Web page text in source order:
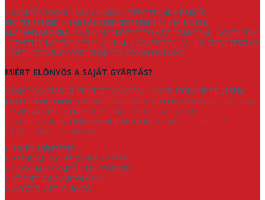
A GYÁRTÁS SORÁN NAGY HANGSÚLYT FEKTETÜNK A PRECÍZ
KIVITELEZÉSRE, A TARTÓS SZERKEZETEKRE ÉS A MINŐSÉGI
ALAPANYAGOKRA. MIVEL NINCS KÖZVETÍTŐ A FOLYAMATBAN, ÜGYFELEINK
KÖZVETLEN KAPCSOLATBAN ÁLLNAK A GYÁRTÓVAL, AMI LEHETŐVÉ TESZI AZ
EGYEDI IGÉNYEK GYORS ÉS PONTOS MEGVALÓSÍTÁSÁT.
MIÉRT ELŐNYÖS A SAJÁT GYÁRTÁS?
A SAJÁT GYÁRTÁS LEHETŐSÉGET AD ARRA, HOGY BÚTORAINK TELJESEN
EGYEDI MÉRETBEN, SZABADON VÁLASZTHATÓ KIALAKÍTÁSSAL, ANYAGGAL
ÉS SZÍNNEL KÉSZÜLJENEK. NEM SABLONMEGOLDÁSOKBAN
GONDOLKODUNK, HANEM MINDEN BÚTORT AZ ADOTT TÉRHEZ ÉS
ÉLETSTÍLUSHOZ IGAZÍTUNK.
✔ EGYEDI MÉRETEZÉS
✔ SZÉLES ANYAG- ÉS SZÍNVÁLASZTÉK
✔ RUGALMAS GYÁRTÁSI LEHETŐSÉGEK
✔ KÖZVETLEN GYÁRTÓI ÁRAK
✔ MEGBÍZHATÓ MINŐSÉG